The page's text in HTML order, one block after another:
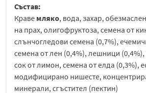
Състав:
Краве мляко, вода, захар,
на прах, олигофруктоза, семена от
слънчогледови семена (0,7%),
семена от лен (0,4%), лешници
сок от лимон, семена от елда (0,3%),
модифицирано нишесте,
минерали, сгъстител (пектин)